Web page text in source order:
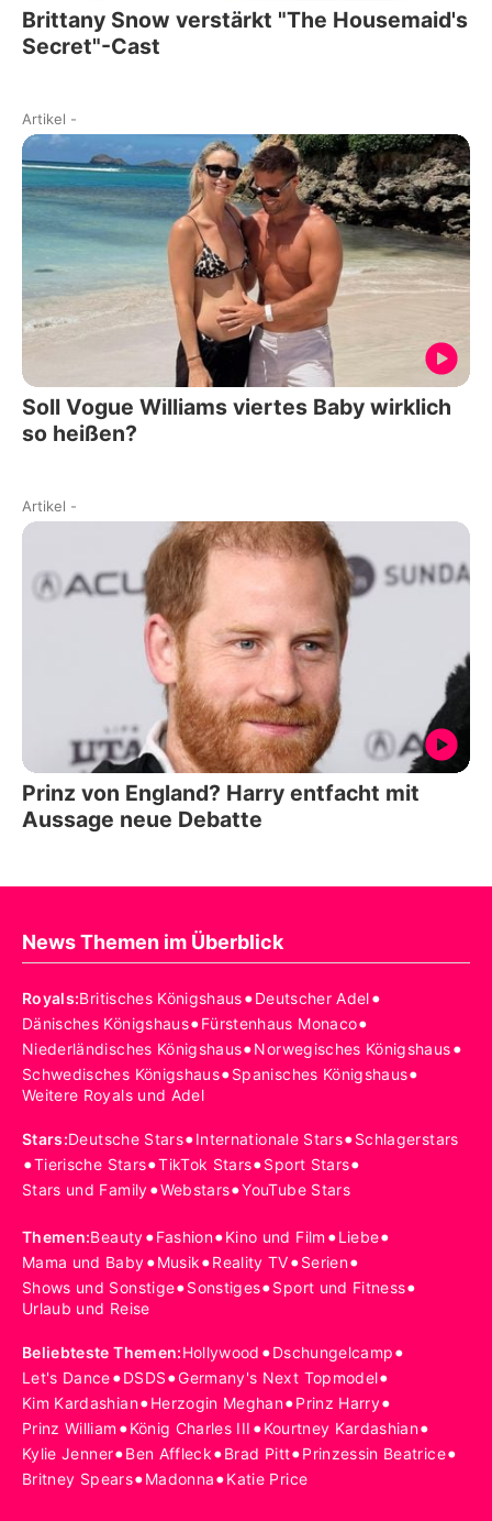
Brittany Snow verstärkt "The Housemaid's
Secret"-Cast
Artikel -
Soll Vogue Williams viertes Baby wirklich
so heißen?
Artikel -
Prinz von England? Harry entfacht mit
Aussage neue Debatte
News Themen im Überblick
Royals:Britisches Königshaus•Deutscher Adel•
Dänisches Königshaus•Fürstenhaus Monaco•
Niederländisches Königshaus•Norwegisches Königshaus•
Schwedisches Königshaus•Spanisches Königshaus•
Weitere Royals und Adel
Stars:Deutsche Stars•Internationale Stars•Schlagerstars
•Tierische Stars•TikTok Stars•Sport Stars•
Stars und Family•Webstars•YouTube Stars
Themen:Beauty•Fashion•Kino und Film •Liebe•
Mama und Baby•Musik•Reality TV•Serien•
Shows und Sonstige•Sonstiges•Sport und Fitness•
Urlaub und Reise
Beliebteste Themen:Hollywood •Dschungelcamp•
Let's Dance•DSDS•Germany's Next Topmodel•
Kim Kardashian•Herzogin Meghan•Prinz Harry•
Prinz William •König Charles III •Kourtney Kardashian•
Kylie Jenner•Ben Affleck•Brad Pitt•Prinzessin Beatrice•
Britney Spears•Madonna•Katie Price